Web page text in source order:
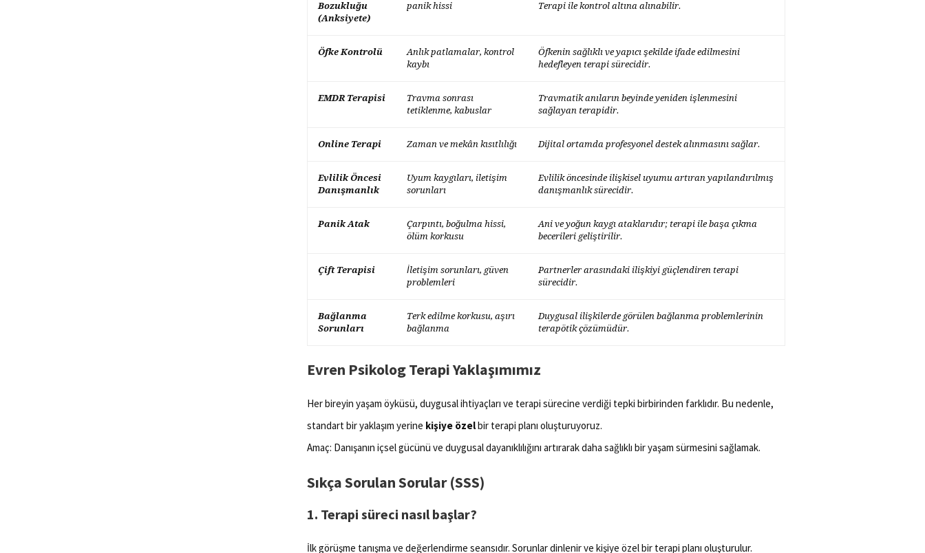
Bozukluğu
(Anksiyete)
panik hissi
Terapi ile kontrol altına alınabilir.
Öfke Kontrolü
Anlık patlamalar, kontrol
kaybı
Öfkenin sağlıklı ve yapıcı şekilde ifade edilmesini
hedefleyen terapi sürecidir.
EMDR Terapisi
Travma sonrası
tetiklenme, kabuslar
Travmatik anıların beyinde yeniden işlenmesini
sağlayan terapidir.
Online Terapi Zaman ve mekân kısıtlılığı Dijital ortamda profesyonel destek alınmasını sağlar.
Evlilik Öncesi
Danışmanlık
Uyum kaygıları, iletişim
sorunları
Evlilik öncesinde ilişkisel uyumu artıran yapılandırılmış
danışmanlık sürecidir.
Panik Atak
Çarpıntı, boğulma hissi,
ölüm korkusu
Ani ve yoğun kaygı ataklarıdır; terapi ile başa çıkma
becerileri geliştirilir.
Çift Terapisi
İletişim sorunları, güven
problemleri
Partnerler arasındaki ilişkiyi güçlendiren terapi
sürecidir.
Bağlanma
Sorunları
Terk edilme korkusu, aşırı
bağlanma
Duygusal ilişkilerde görülen bağlanma problemlerinin
terapötik çözümüdür.
Evren Psikolog Terapi Yaklaşımımız
Her bireyin yaşam öyküsü, duygusal ihtiyaçları ve terapi sürecine verdiği tepki birbirinden farklıdır. Bu nedenle,
standart bir yaklaşım yerine kişiye özelbir terapi planı oluşturuyoruz.
Amaç: Danışanın içsel gücünü ve duygusal dayanıklılığını artırarak daha sağlıklı bir yaşam sürmesini sağlamak.
Sıkça Sorulan Sorular (SSS)
1. Terapi süreci nasıl başlar?
İlk görüşme tanışma ve değerlendirme seansıdır. Sorunlar dinlenir ve kişiye özel bir terapi planı oluşturulur.